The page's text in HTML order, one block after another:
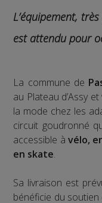
L’équipement,
est attendu pour
La commune de
au Plateau d’Assy
la mode chez les
circuit goudronné
accessible à vélo,
en skate.
Sa livraison est
bénéficie du